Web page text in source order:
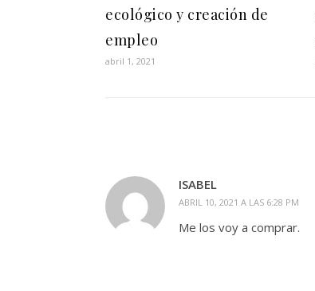
ecológico y creación de
empleo
abril 1, 2021
ISABEL
ABRIL 10, 2021 A LAS 6:28 PM
Me los voy a comprar.